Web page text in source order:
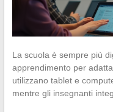
La scuola è sempre più
apprendimento per
utilizzano tablet e
mentre gli insegnanti